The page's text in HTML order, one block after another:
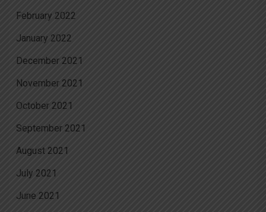
February 2022
January 2022
December 2021
November 2021
October 2021
September 2021
August 2021
July 2021
June 2021